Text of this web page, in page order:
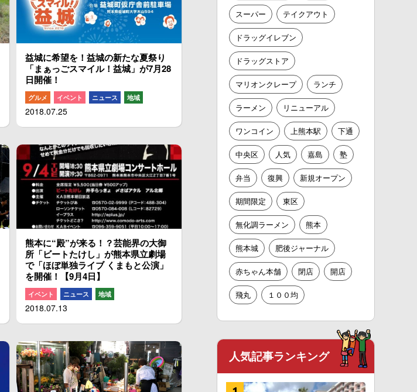
益城に希望を！益城の新たな夏祭り
「まぁっごスマイル！益城」が7月28
日開催！
グルメ イベント ニュース 地域
2018.07.25
熊本に“殿”が来る！？芸能界の大御
所「ビートたけし」が熊本県立劇場
で「ほぼ単独ライブ くまもと公演」
を開催！【9月4日】
イベント ニュース 地域
2018.07.13
スーパー テイクアウト
ドラッグイレブン
ドラッグストア
マリオンクレープ ランチ
ラーメン リニューアル
ワンコイン 上熊本駅 下通
中央区 人気 嘉島 塾
弁当 復興 新規オープン
期間限定 東区
無化調ラーメン 熊本
熊本城 肥後ジャーナル
赤ちゃん本舗 閉店 開店
飛丸 １００均
人気記事ランキング